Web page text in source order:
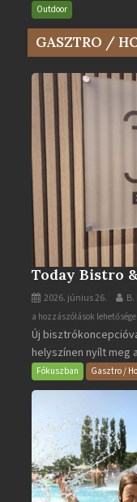
és
Év
Turistaháza
bejegyzéshez
Outdoor
GASZTRO /
Today Bistro
2026. június 26.
Today
Bistro
&
Bar
a hozzászólások
Új
helyszínen nyílt meg
Fókuszban Gasztro /